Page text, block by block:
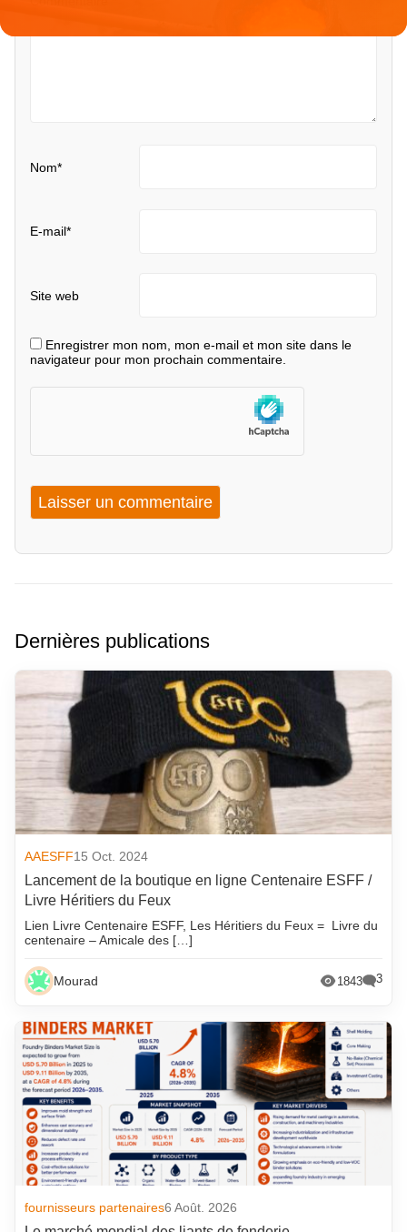
Nom*
E-mail*
Site web
Enregistrer mon nom, mon e-mail et mon site dans le
navigateur pour mon prochain commentaire.
Dernières publications
AAESFF15 Oct. 2024
Lancement de la boutique en ligne Centenaire ESFF /
Livre Héritiers du Feux
Lien Livre Centenaire ESFF, Les Héritiers du Feux = Livre du
centenaire – Amicale des […]
Mourad 1843 3
fournisseurs partenaires6 Août. 2026